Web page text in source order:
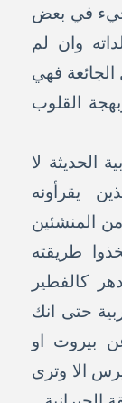
في بعض
وان لم
فهي
القلوب
الحديثة لا
يقرأونه
المنشئين
طريقته
كالفطير
حتى انك
بيروت او
الا وترى